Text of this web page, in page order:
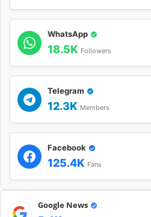
WhatsApp
18.5K Followers
Telegram
12.3K Members
Facebook
125.4K Fans
Google News